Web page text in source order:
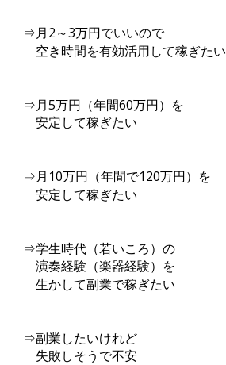
⇒月2～3万円でいいので
空き時間を有効活用して稼ぎたい
⇒月5万円（年間60万円）を
安定して稼ぎたい
⇒月10万円（年間で120万円）を
安定して稼ぎたい
⇒学生時代（若いころ）の
演奏経験（楽器経験）を
生かして副業で稼ぎたい
⇒副業したいけれど
失敗しそうで不安